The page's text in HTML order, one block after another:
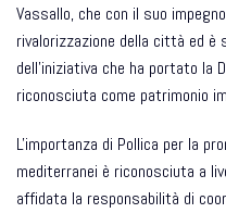
Vassallo, che con il suo
rivalorizzazione della città ed
dell'iniziativa che ha portato la
riconosciuta come patrimonio
L'importanza di Pollica per la
mediterranei è riconosciuta a
affidata la responsabilità di